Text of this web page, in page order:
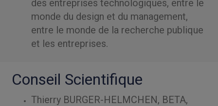
des entreprises technologiques, entre le
monde du design et du management,
entre le monde de la recherche publique
et les entreprises.
Conseil Scientifique
Thierry BURGER-HELMCHEN, BETA,